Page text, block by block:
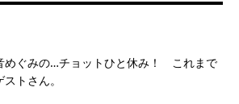
めぐみの…チョットひと休み！ これまで
トさん。